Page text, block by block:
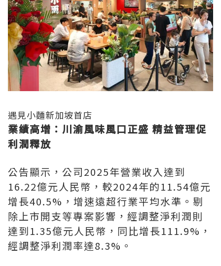
遇見小麵新加坡首店
業績高增：川渝風味風口正盛 精益管理促
利潤釋放
公告顯示，公司2025年營業收入達到
16.22億元人民幣，較2024年的11.54億元
增長40.5%，增速遠超行業平均水準。剔
除上市開支等專案影響，經調整淨利潤則
達到1.35億元人民幣，同比增長111.9%，
經調整淨利潤率達8.3%。